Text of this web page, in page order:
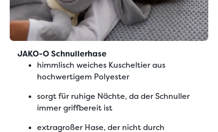
JAKO-O Schnullerhase
himmlisch weiches Kuscheltier aus
hochwertigem Polyester
sorgt für ruhige Nächte, da der Schnuller
immer griffbereit ist
extragroßer Hase, der nicht durch